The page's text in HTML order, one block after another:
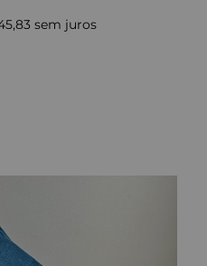
sem juros